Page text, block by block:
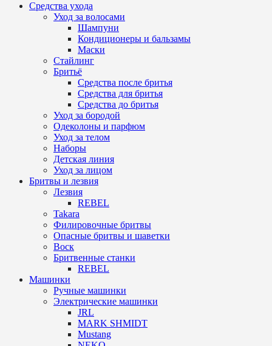
Средства ухода
Уход за волосами
Шампуни
Кондиционеры и бальзамы
Маски
Стайлинг
Бритьё
Средства после бритья
Средства для бритья
Средства до бритья
Уход за бородой
Одеколоны и парфюм
Уход за телом
Наборы
Детская линия
Уход за лицом
Бритвы и лезвия
Лезвия
REBEL
Takara
Филировочные бритвы
Опасные бритвы и шаветки
Воск
Бритвенные станки
REBEL
Машинки
Ручные машинки
Электрические машинки
JRL
MARK SHMIDT
Mustang